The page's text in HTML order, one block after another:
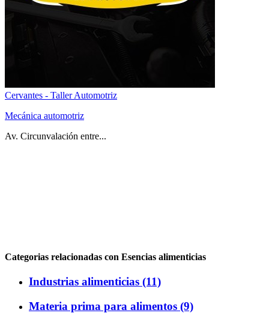
Cervantes - Taller Automotriz
Mecánica automotriz
Av. Circunvalación entre...
Categorias relacionadas con Esencias alimenticias
Industrias alimenticias (11)
Materia prima para alimentos (9)